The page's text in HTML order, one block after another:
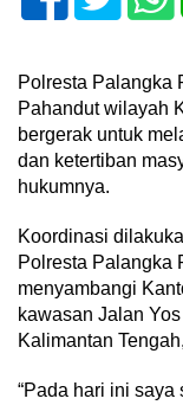
Polresta Palangka
Pahandut wilayah
bergerak untuk
dan ketertiban
hukumnya.
Koordinasi
Polresta Palangka
menyambangi
kawasan Jalan
Kalimantan
“Pada hari ini